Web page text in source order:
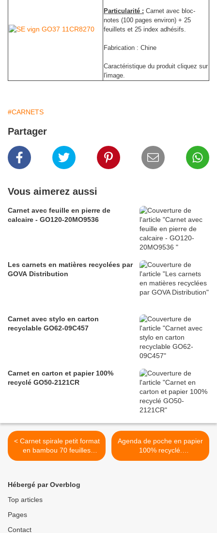
Particularité : Carnet avec bloc-
notes (100 pages environ) + 25
feuillets et 25 index adhésifs.
Fabrication : Chine
Caractéristique du produit cliquez sur
l'image.
#CARNETS
Partager
Vous aimerez aussi
Carnet avec feuille en pierre de
calcaire - GO120-20MO9536
Les carnets en matières recyclées par
GOVA Distribution
Carnet avec stylo en carton
recyclable GO62-09C457
Carnet en carton et papier 100%
recyclé GO50-2121CR
< Carnet spirale petit format
en bambou 70 feuilles
recyclées GO104-B93486
Agenda de poche en papier
100% recyclé.
GO92_12APR01 >
Hébergé par Overblog
Top articles
Pages
Contact